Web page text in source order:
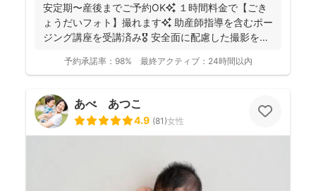
安定期〜産後までご予約OK✨ １時間料金で【ごき
ょうだいフォト】撮れます✨ 助産師指導を含むポー
ジング講座を受講済み🎖️ 安全面に配慮した撮影を行
予約承諾率： 98% 最終アクティブ： 24時間以内
あべ あつこ
4.9 (81)女性